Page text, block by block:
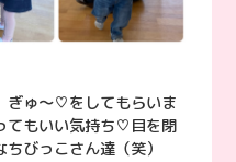
ぎゅ〜♡をしてもらいま
てもいい気持ち♡目を閉
びっこさん達（笑）